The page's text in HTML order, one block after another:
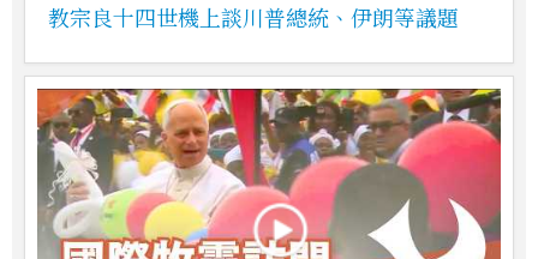
教宗良十四世機上談川普總統、伊朗等議題